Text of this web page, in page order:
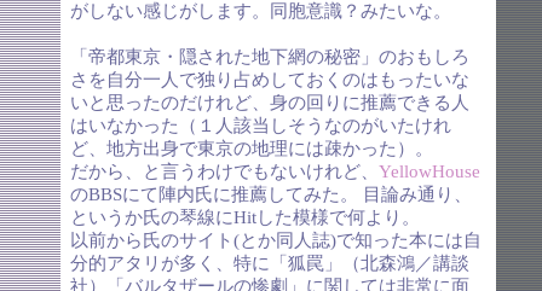
がしない感じがします。同胞意識？みたいな。
「帝都東京・隠された地下網の秘密」のおもしろ
さを自分一人で独り占めしておくのはもったいな
いと思ったのだけれど、身の回りに推薦できる人
はいなかった（１人該当しそうなのがいたけれ
ど、地方出身で東京の地理には疎かった）。
だから、と言うわけでもないけれど、 YellowHouse
のBBSにて陣内氏に推薦してみた。 目論み通り、
というか氏の琴線にHitした模様で何より。
以前から氏のサイト(とか同人誌)で知った本には自
分的アタリが多く、特に「狐罠」（北森鴻／講談
社）「バルタザールの惨劇」に関しては非常に面